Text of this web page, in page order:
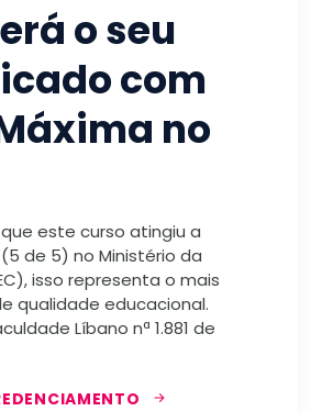
o seu
com
no
este curso atingiu a
de 5) no Ministério da
isso representa o mais
qualidade educacional.
Líbano nª 1.881 de